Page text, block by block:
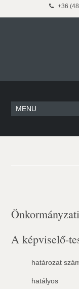
+36
A képviselő-
határozat
hatályos